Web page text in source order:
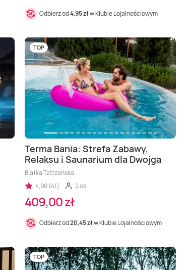
Odbierz od4,95 złw Klubie Lojalnościowym
TOP
Terma Bania: Strefa Zabawy,
Relaksu i Saunarium dla Dwojga
Białka Tatrzańska
4,90 (41)
2 os.
409,00 zł
Odbierz od20,45 złw Klubie Lojalnościowym
TOP